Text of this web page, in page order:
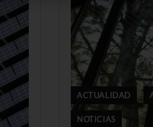
ACTUALIDAD
NOTICIAS